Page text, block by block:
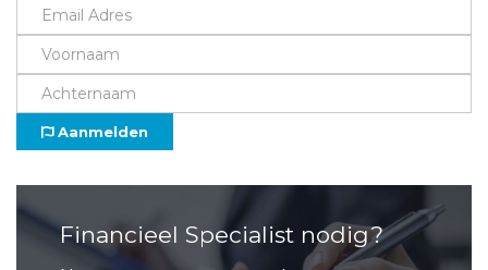
Aanmelden
Financieel Specialist nodig?